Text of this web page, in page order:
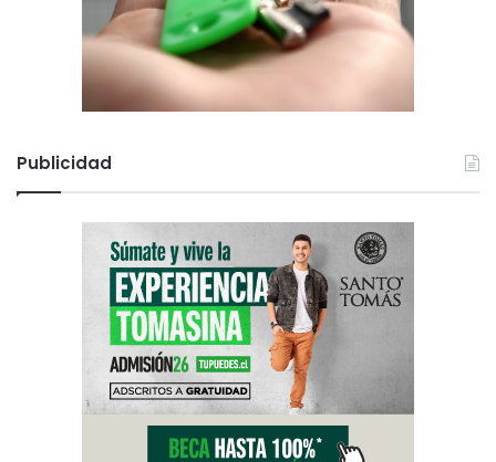
Publicidad